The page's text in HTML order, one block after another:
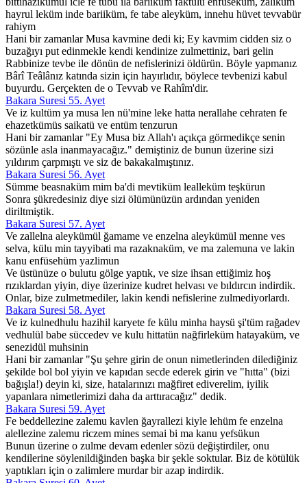
hayrul leküm inde bariiküm, fe tabe aleyküm, innehu hüvet tevvabür
rahiym
Hani bir zamanlar Musa kavmine dedi ki; Ey kavmim cidden siz o
buzağıyı put edinmekle kendi kendinize zulmettiniz, bari gelin
Rabbinize tevbe ile dönün de nefislerinizi öldürün. Böyle yapmanız
Bârî Teâlânız katında sizin için hayırlıdır, böylece tevbenizi kabul
buyurdu. Gerçekten de o Tevvab ve Rahîm'dir.
Bakara Suresi 55. Ayet
Ve iz kultüm ya musa len nü'mine leke hatta nerallahe cehraten fe
ehazetkümüs saikatü ve entüm tenzurun
Hani bir zamanlar "Ey Musa biz Allah'ı açıkça görmedikçe senin
sözünle asla inanmayacağız." demiştiniz de bunun üzerine sizi
yıldırım çarpmıştı ve siz de bakakalmıştınız.
Bakara Suresi 56. Ayet
Sümme beasnaküm mim ba'di mevtiküm lealleküm teşkürun
Sonra şükredesiniz diye sizi ölümünüzün ardından yeniden
diriltmiştik.
Bakara Suresi 57. Ayet
Ve zallelna aleykümül ğamame ve enzelna aleykümül menne ves
selva, külu min tayyibati ma razaknaküm, ve ma zalemuna ve lakin
kanu enfüsehüm yazlimun
Ve üstünüze o bulutu gölge yaptık, ve size ihsan ettiğimiz hoş
rızıklardan yiyin, diye üzerinize kudret helvası ve bıldırcın indirdik.
Onlar, bize zulmetmediler, lakin kendi nefislerine zulmediyorlardı.
Bakara Suresi 58. Ayet
Ve iz kulnedhulu hazihil karyete fe külu minha haysü şi'tüm rağadev
vedhulül babe süccedev ve kulu hittatün nağfirleküm hatayaküm, ve
senezidül muhsinin
Hani bir zamanlar "Şu şehre girin de onun nimetlerinden dilediğiniz
şekilde bol bol yiyin ve kapıdan secde ederek girin ve "hıtta" (bizi
bağışla!) deyin ki, size, hatalarınızı mağfiret ediverelim, iyilik
yapanlara nimetlerimizi daha da arttıracağız" dedik.
Bakara Suresi 59. Ayet
Fe beddellezine zalemu kavlen ğayrallezi kiyle lehüm fe enzelna
alellezine zalemu riczem mines semai bi ma kanu yefsükun
Bunun üzerine o zulme devam edenler sözü değiştirdiler, onu
kendilerine söylenildiğinden başka bir şekle soktular. Biz de kötülük
yaptıkları için o zalimlere murdar bir azap indirdik.